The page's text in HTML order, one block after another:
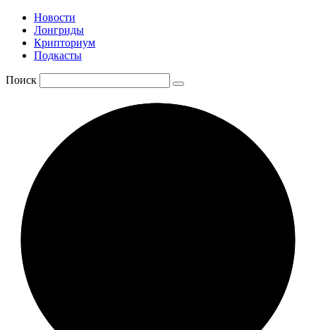
Новости
Лонгриды
Крипториум
Подкасты
Поиск